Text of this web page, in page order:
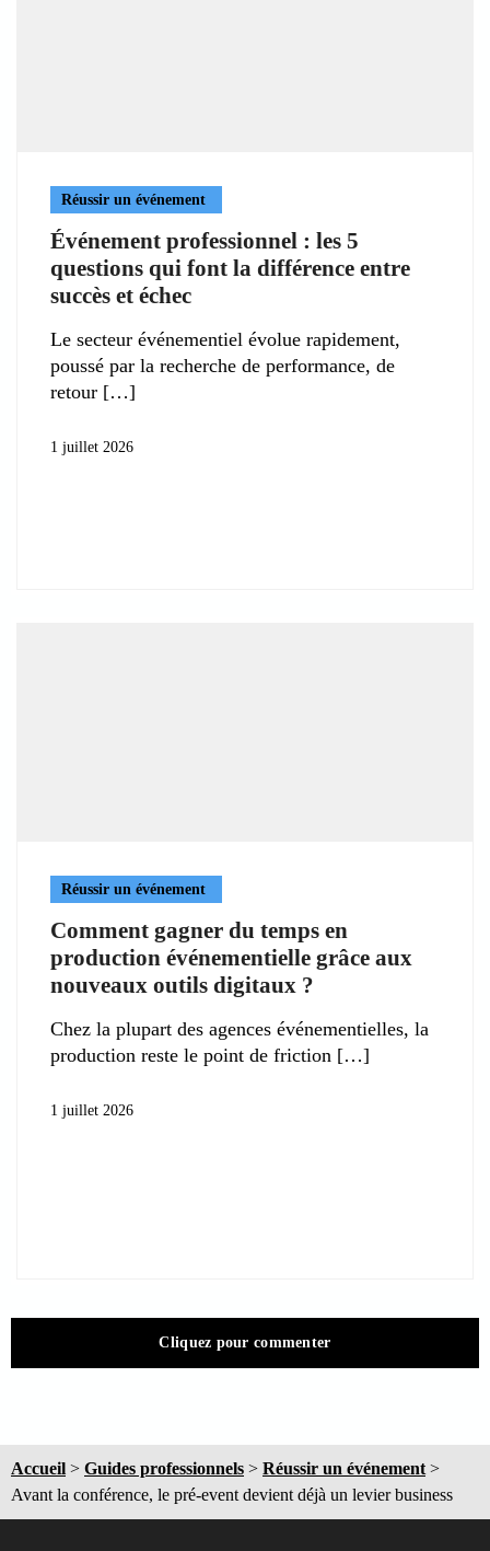
Réussir un événement
Événement professionnel : les 5
questions qui font la différence entre
succès et échec
Le secteur événementiel évolue rapidement,
poussé par la recherche de performance, de
retour
1 juillet 2026
Réussir un événement
Comment gagner du temps en
production événementielle grâce aux
nouveaux outils digitaux ?
Chez la plupart des agences événementielles, la
production reste le point de friction
1 juillet 2026
Cliquez pour commenter
Accueil > Guides professionnels > Réussir un événement >
Avant la conférence, le pré-event devient déjà un levier business